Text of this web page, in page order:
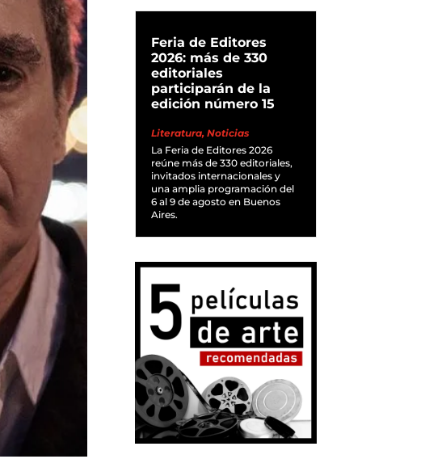
Feria de Editores
2026: más de 330
editoriales
participarán de la
edición número 15
Literatura,Noticias
La Feria de Editores 2026
reúne más de 330 editoriales,
invitados internacionales y
una amplia programación del
6 al 9 de agosto en Buenos
Aires.